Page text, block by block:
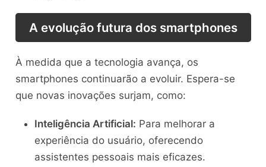
A evolução futura dos smartphones
À medida que a tecnologia avança, os
smartphones continuarão a evoluir. Espera-se
que novas inovações surjam, como:
Inteligência Artificial: Para melhorar a
experiência do usuário, oferecendo
assistentes pessoais mais eficazes.